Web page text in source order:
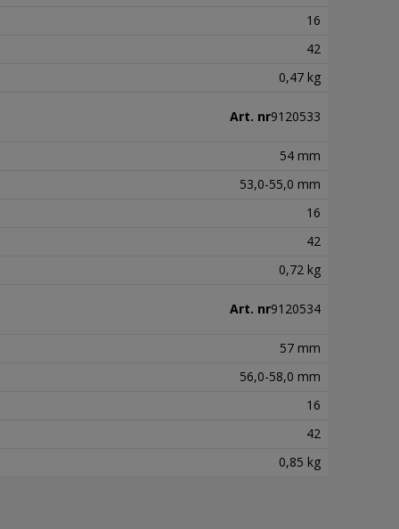
16
42
0,47 kg
Art. nr9120533
54 mm
53,0-55,0 mm
16
42
0,72 kg
Art. nr9120534
57 mm
56,0-58,0 mm
16
42
0,85 kg